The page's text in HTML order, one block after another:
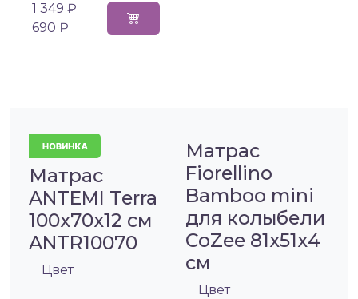
1 349 ₽
690 ₽
Матрас
ANTEMI Terra
100х70х12 см
ANTR10070
Цвет
Матрас
Fiorellino
Bamboo mini
для колыбели
CoZee 81х51х4
см
Цвет